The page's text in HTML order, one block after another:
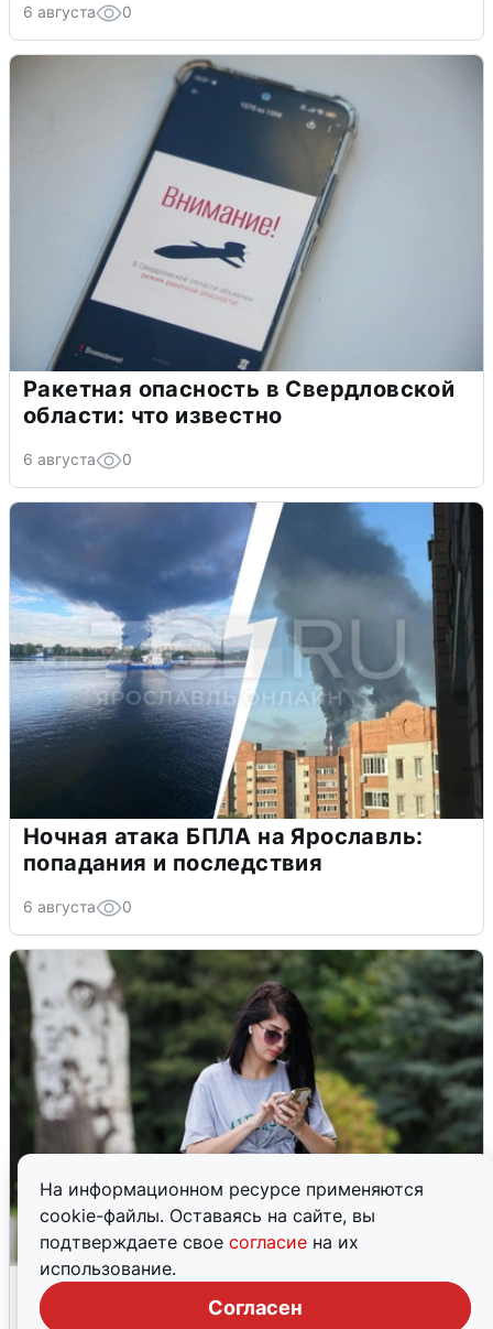
На информационном ресурсе применяются
cookie-файлы. Оставаясь на сайте, вы
подтверждаете свое согласие на их
использование.
Согласен
6 августа 0
Ракетная опасность в Свердловской
области: что известно
6 августа 0
Ночная атака БПЛА на Ярославль:
попадания и последствия
6 августа 0
Волгоградцы остались без
мобильного интернета